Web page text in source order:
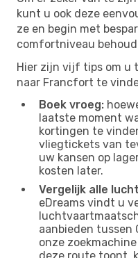
kunt u ook deze
ze en begin met
comfortniveau
Hier zijn vijf tips om u
naar Francfort te
Boek vroeg:
laatste moment
kortingen te
vliegtickets van
uw kansen op
kosten later.
Vergelijk alle
eDreams vindt u
aanbieden tussen
onze